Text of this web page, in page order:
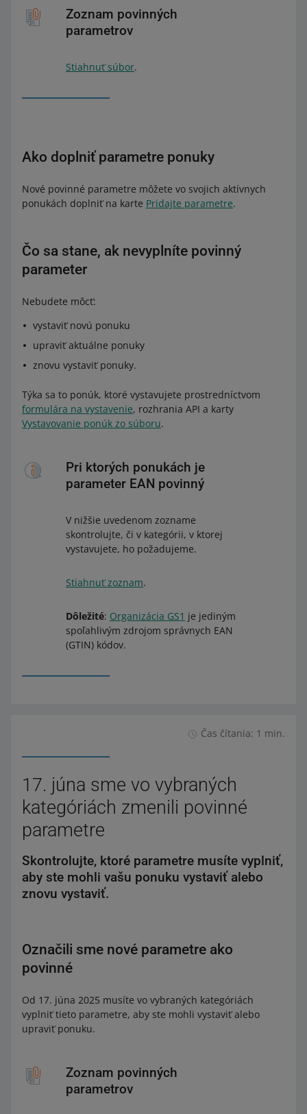
Zoznam povinných
parametrov
Stiahnuť súbor.
Ako doplniť parametre ponuky
Nové povinné parametre môžete vo svojich aktívnych
ponukách doplniť na karte Pridajte parametre.
Čo sa stane, ak nevyplníte povinný
parameter
Nebudete môcť:
vystaviť novú ponuku
upraviť aktuálne ponuky
znovu vystaviť ponuky.
Týka sa to ponúk, ktoré vystavujete prostredníctvom
formulára na vystavenie, rozhrania API a karty
Vystavovanie ponúk zo súboru.
Pri ktorých ponukách je
parameter EAN povinný
V nižšie uvedenom zozname
skontrolujte, či v kategórii, v ktorej
vystavujete, ho požadujeme.
Stiahnuť zoznam.
Dôležité: Organizácia GS1 je jediným
spoľahlivým zdrojom správnych EAN
(GTIN) kódov.
Čas čítania: 1 min.
17. júna sme vo vybraných
kategóriách zmenili povinné
parametre
Skontrolujte, ktoré parametre musíte vyplniť,
aby ste mohli vašu ponuku vystaviť alebo
znovu vystaviť.
Označili sme nové parametre ako
povinné
Od 17. júna 2025 musíte vo vybraných kategóriách
vyplniť tieto parametre, aby ste mohli vystaviť alebo
upraviť ponuku.
Zoznam povinných
parametrov